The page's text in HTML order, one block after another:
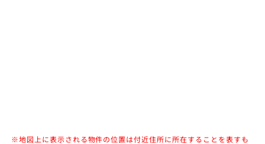
※地図上に表示される物件の位置は付近住所に所在することを表すも